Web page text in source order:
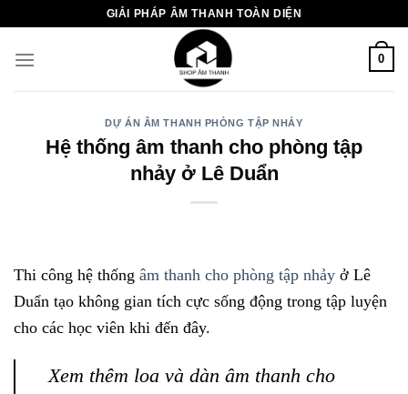
nội
GIẢI PHÁP ÂM THANH TOÀN DIỆN
0
DỰ ÁN ÂM THANH PHÒNG TẬP NHẢY
Hệ thống âm thanh cho phòng tập
nhảy ở Lê Duẩn
Thi công hệ thống âm thanh cho phòng tập nhảy ở Lê
Duẩn tạo không gian tích cực sống động trong tập luyện
cho các học viên khi đến đây.
Xem thêm loa và dàn âm thanh cho